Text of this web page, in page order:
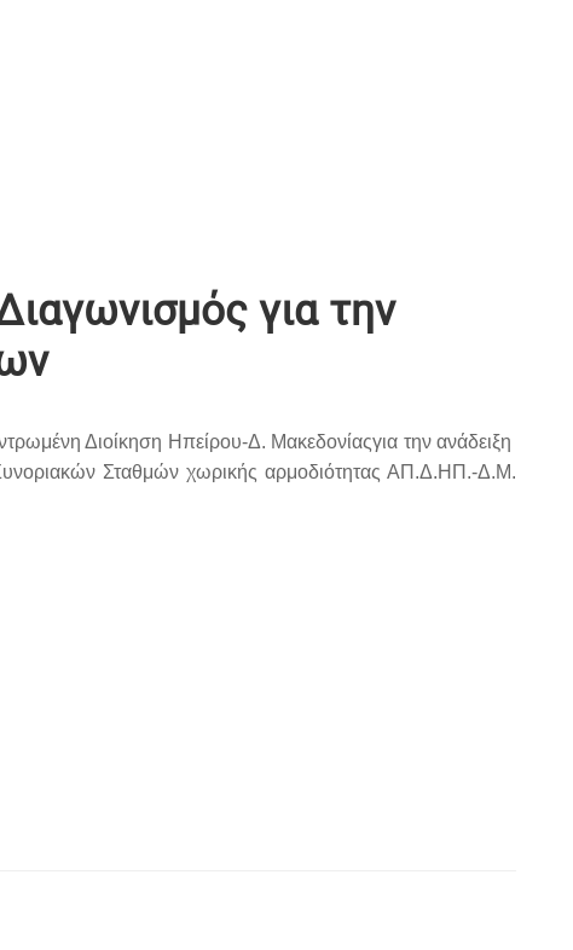
για την
Διοίκηση Ηπείρου-Δ. Μακεδονίαςγια την ανάδειξη
Σταθμών χωρικής αρμοδιότητας ΑΠ.Δ.ΗΠ.-Δ.Μ.